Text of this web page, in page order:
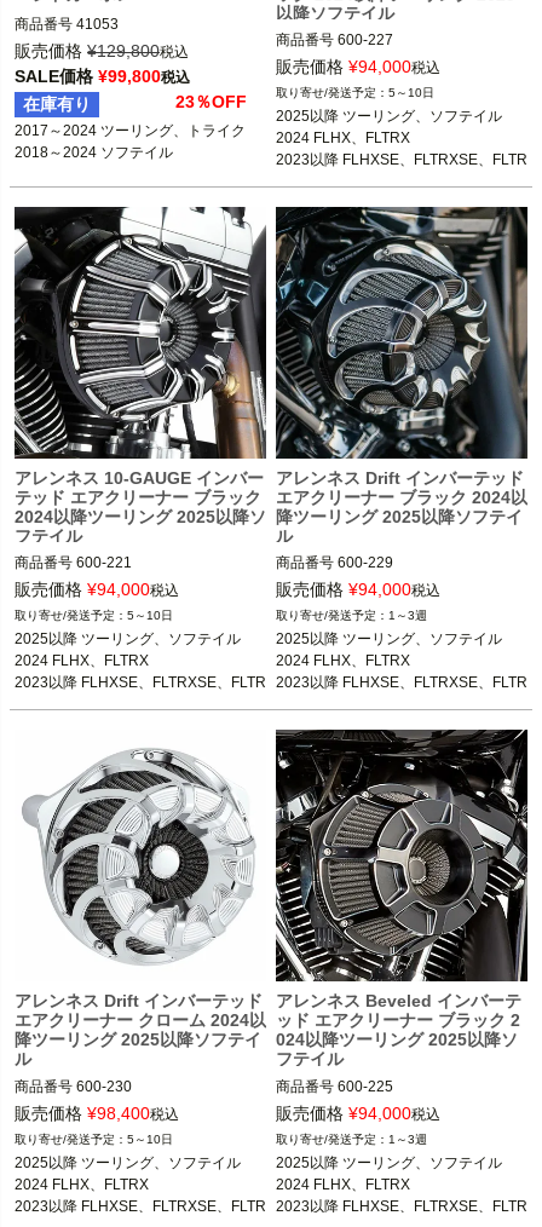
商品番号 41053
3OT：1010-2950
販売価格 ¥129,800税込
SALE価格 ¥99,800税込
在庫有り 23％OFF
2017～2024 ツーリング、トライク
2018～2024 ソフテイル
以降ソフテイル
商品番号 600-227
3OT：1010-3227
2025以降 ツーリング、ソフテイル
2024 FLHX、FLTRX
2023以降 FLHXSE、FLTRXSE、FLTR
XSTSE
Arlen Ness（アレンネス）
販売価格 ¥94,000税込
5～10日
2025以降 ツーリング、ソフテイル
2024 FLHX、FLTRX
2023以降 FLHXSE、FLTRXSE、FLTR
アレンネス 10-GAUGE インバー
テッド エアクリーナー ブラック
2024以降ツーリング 2025以降ソ
フテイル
商品番号 600-221
3OT：1010-3221
2025以降 ツーリング、ソフテイル
2024 FLHX、FLTRX
2023以降 FLHXSE、FLTRXSE、FLTR
XSTSE
販売価格 ¥94,000税込
5～10日
2025以降 ツーリング、ソフテイル
2024 FLHX、FLTRX
2023以降 FLHXSE、FLTRXSE、FLTR
アレンネス Drift インバーテッド
エアクリーナー ブラック 2024以
降ツーリング 2025以降ソフテイ
ル
商品番号 600-229
3OT：1010-3229
2025以降 ツーリング、ソフテイル
2024 FLHX、FLTRX
2023以降 FLHXSE、FLTRXSE、FLTR
XSTSE
Arlen Ness（アレンネス）
販売価格 ¥94,000税込
1～3週
2025以降 ツーリング、ソフテイル
2024 FLHX、FLTRX
2023以降 FLHXSE、FLTRXSE、FLTR
アレンネス Drift インバーテッド
エアクリーナー クローム 2024以
降ツーリング 2025以降ソフテイ
ル
商品番号 600-230
3OT：1010-3230
2025以降 ツーリング、ソフテイル
2024 FLHX、FLTRX
2023以降 FLHXSE、FLTRXSE、FLTR
XSTSE
販売価格 ¥98,400税込
5～10日
2025以降 ツーリング、ソフテイル
2024 FLHX、FLTRX
2023以降 FLHXSE、FLTRXSE、FLTR
アレンネス Beveled インバーテ
ッド エアクリーナー ブラック 2
024以降ツーリング 2025以降ソ
フテイル
商品番号 600-225
3OT：1010-3225
2025以降 ツーリング、ソフテイル
2024 FLHX、FLTRX
2023以降 FLHXSE、FLTRXSE、FLTR
XSTSE
販売価格 ¥94,000税込
1～3週
2025以降 ツーリング、ソフテイル
2024 FLHX、FLTRX
2023以降 FLHXSE、FLTRXSE、FLTR